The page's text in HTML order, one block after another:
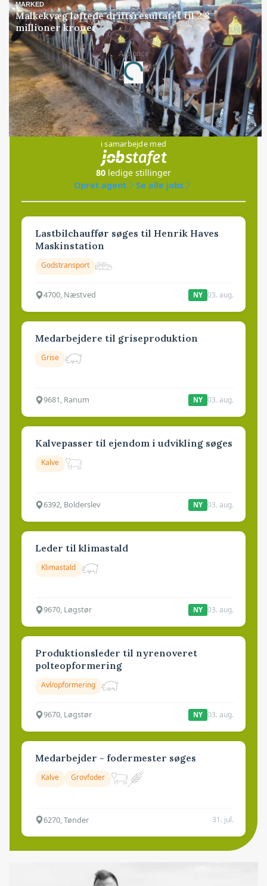
MARKED
Malkekvæg løftede driftsresultatet til 2,8
millioner kroner
Annonce
Loading...
Jobs
i samarbejde med
80 ledige stillinger
Opret agent
Se alle jobs
Lastbilchauffør søges til Henrik Haves
Maskinstation
Godstransport
4700, Næstved NY 03. aug.
Medarbejdere til griseproduktion
Grise
9681, Ranum NY 03. aug.
Kalvepasser til ejendom i udvikling søges
Kalve
6392, Bolderslev NY 03. aug.
Leder til klimastald
Klimastald
9670, Løgstør NY 03. aug.
Produktionsleder til nyrenoveret
polteopformering
Avl/opformering
9670, Løgstør NY 03. aug.
Medarbejder - fodermester søges
Kalve Grovfoder
6270, Tønder 31. jul.